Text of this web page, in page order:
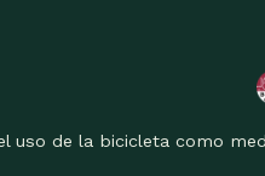
uso de la bicicleta como